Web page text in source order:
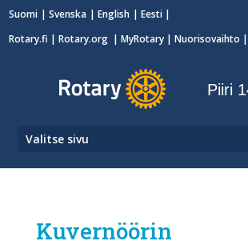
Suomi Svenska English
Eesti
Rotary.fi |Rotary.org |MyRotary |Nuorisovaihto
Piiri
Valitse sivu
Kuvernöörin